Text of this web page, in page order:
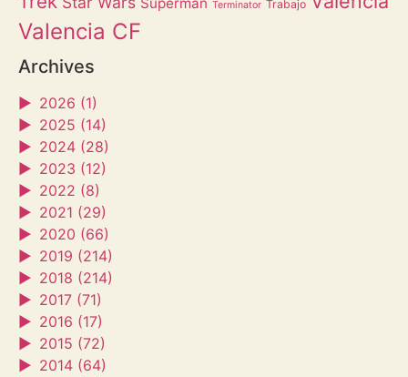
Terminator Trabajo
Valencia CF
Archives
► 2026 (1)
► 2025 (14)
► 2024 (28)
► 2023 (12)
► 2022 (8)
► 2021 (29)
► 2020 (66)
► 2019 (214)
► 2018 (214)
► 2017 (71)
► 2016 (17)
► 2015 (72)
► 2014 (64)